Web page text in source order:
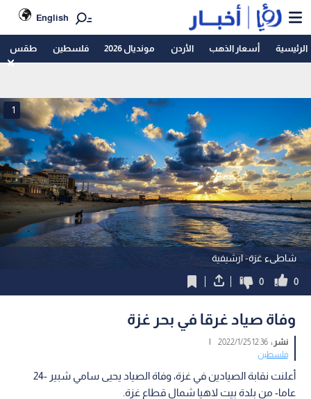
English
الرئيسية أسعار الذهب الأردن مونديال 2026 فلسطين طقس
شاطىء غزة- ارشيفية
1
0
0
وفاة صياد غرقا في بحر غزة
نشر :12:36 2022/1/25
|
فلسطين
أعلنت نقابة الصيادين في غزة، وفاة الصياد يحيى سامي شبير -24
عاما- من بلدة بيت لاهيا شمال قطاع غزة.